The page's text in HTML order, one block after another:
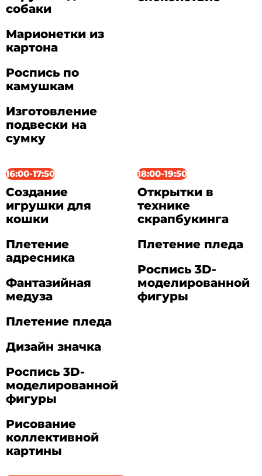
собаки
Марионетки из
картона
Роспись по
камушкам
Изготовление
подвески на
сумку
16:00-17:50
Создание
игрушки для
кошки
Плетение
адресника
Фантазийная
медуза
Плетение пледа
Дизайн значка
Роспись 3D-
моделированной
фигуры
Рисование
коллективной
картины
18:00-19:50
Открытки в
технике
скрапбукинга
Плетение пледа
Роспись 3D-
моделированной
фигуры